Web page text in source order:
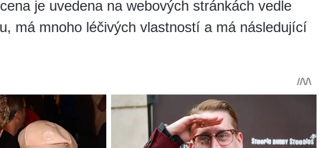
je uvedena na webových stránkách vedle
má mnoho léčivých vlastností a má následující